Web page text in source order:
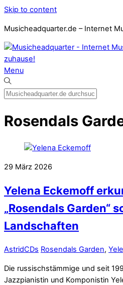
Skip to content
Musicheadquarter.de – Internet
Menu
Rosendals
29 März 2026
Yelena Eckemoff
„Rosendals Garden“
Landschaften
AstridCDs Rosendals Garden,
Die russischstämmige und seit
Jazzpianistin und Komponistin